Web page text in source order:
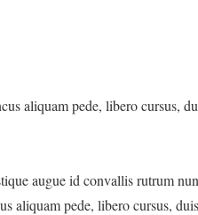
aliquam pede, libero cursus,
augue id convallis rutrum
aliquam pede, libero cursus,